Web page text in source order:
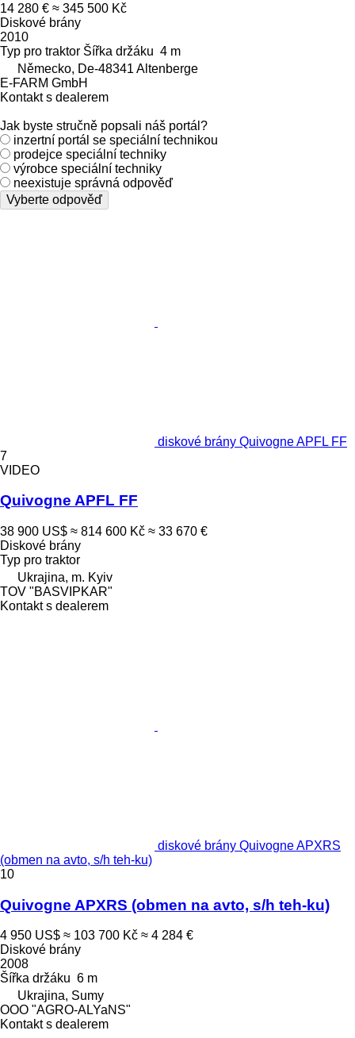
14 280 € ≈ 345 500 Kč
Diskové brány
2010
Typ pro traktor Šířka držáku 4 m
Německo, De-48341 Altenberge
E-FARM GmbH
Kontakt s dealerem
Jak byste stručně popsali náš portál?
inzertní portál se speciální technikou
prodejce speciální techniky
výrobce speciální techniky
neexistuje správná odpověď
Vyberte odpověď
diskové brány Quivogne APFL FF
7
VIDEO
Quivogne APFL FF
38 900 US$ ≈ 814 600 Kč ≈ 33 670 €
Diskové brány
Typ pro traktor
Ukrajina, m. Kyiv
TOV "BASVIPKAR"
Kontakt s dealerem
diskové brány Quivogne APXRS
(obmen na avto, s/h teh-ku)
10
Quivogne APXRS (obmen na avto, s/h teh-ku)
4 950 US$ ≈ 103 700 Kč ≈ 4 284 €
Diskové brány
2008
Šířka držáku 6 m
Ukrajina, Sumy
OOO "AGRO-ALYaNS"
Kontakt s dealerem